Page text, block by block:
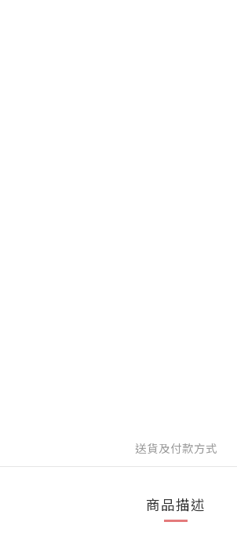
送貨及付款方式
商品描述